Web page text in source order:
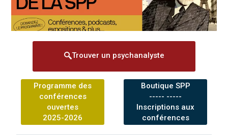
Trouver un psychanalyste
Programme des
conférences
ouvertes
2025-2026
Boutique SPP
----- -----
Inscriptions aux
conférences